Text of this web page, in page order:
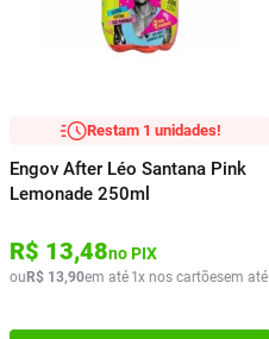
R$ 9, 90
Restam 1 unidades!
Engov After Léo Santana Pink
Lemonade 250ml
R$ 13,48no PIX
ou R$ 13,90em até 1x nos cartõesem até